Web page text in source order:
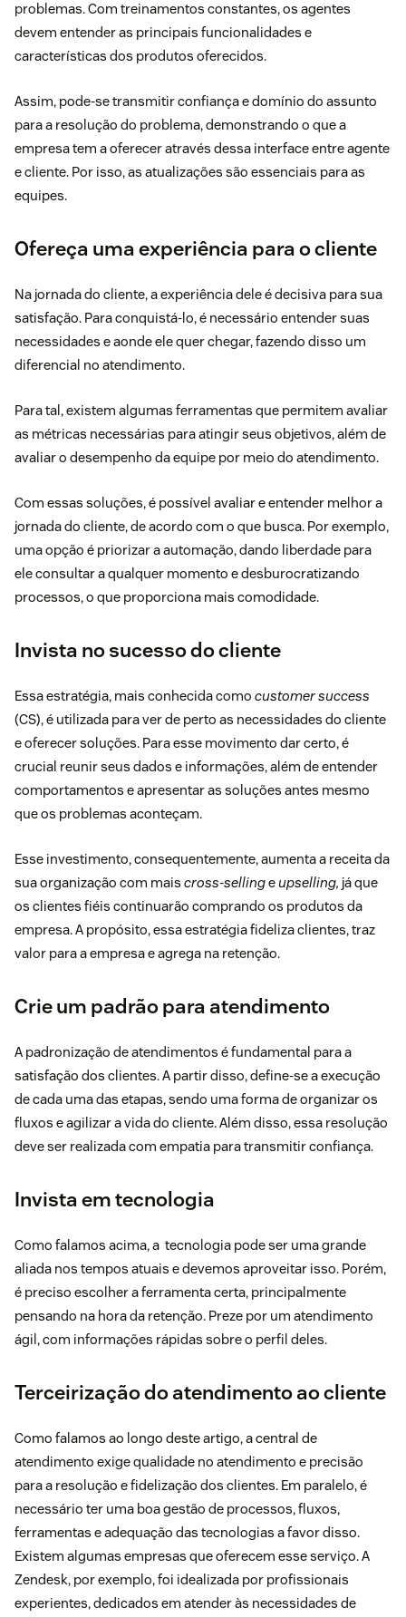
problemas. Com treinamentos constantes, os agentes
devem entender as principais funcionalidades e
características dos produtos oferecidos.
Assim, pode-se transmitir confiança e domínio do assunto
para a resolução do problema, demonstrando o que a
empresa tem a oferecer através dessa interface entre agente
e cliente. Por isso, as atualizações são essenciais para as
equipes.
Ofereça uma experiência para o cliente
Na jornada do cliente, a experiência dele é decisiva para sua
satisfação. Para conquistá-lo, é necessário entender suas
necessidades e aonde ele quer chegar, fazendo disso um
diferencial no atendimento.
Para tal, existem algumas ferramentas que permitem avaliar
as métricas necessárias para atingir seus objetivos, além de
avaliar o desempenho da equipe por meio do atendimento.
Com essas soluções, é possível avaliar e entender melhor a
jornada do cliente, de acordo com o que busca. Por exemplo,
uma opção é priorizar a automação, dando liberdade para
ele consultar a qualquer momento e desburocratizando
processos, o que proporciona mais comodidade.
Invista no sucesso do cliente
Essa estratégia, mais conhecida como customer success
(CS), é utilizada para ver de perto as necessidades do cliente
e oferecer soluções. Para esse movimento dar certo, é
crucial reunir seus dados e informações, além de entender
comportamentos e apresentar as soluções antes mesmo
que os problemas aconteçam.
Esse investimento, consequentemente, aumenta a receita da
sua organização com mais cross-sellingeupselling, já que
os clientes fiéis continuarão comprando os produtos da
empresa. A propósito, essa estratégia fideliza clientes, traz
valor para a empresa e agrega na retenção.
Crie um padrão para atendimento
A padronização de atendimentos é fundamental para a
satisfação dos clientes. A partir disso, define-se a execução
de cada uma das etapas, sendo uma forma de organizar os
fluxos e agilizar a vida do cliente. Além disso, essa resolução
deve ser realizada com empatia para transmitir confiança.
Invista em tecnologia
Como falamos acima, a tecnologia pode ser uma grande
aliada nos tempos atuais e devemos aproveitar isso. Porém,
é preciso escolher a ferramenta certa, principalmente
pensando na hora da retenção. Preze por um atendimento
ágil, com informações rápidas sobre o perfil deles.
Terceirização do atendimento ao cliente
Como falamos ao longo deste artigo, a central de
atendimento exige qualidade no atendimento e precisão
para a resolução e fidelização dos clientes. Em paralelo, é
necessário ter uma boa gestão de processos, fluxos,
ferramentas e adequação das tecnologias a favor disso.
Existem algumas empresas que oferecem esse serviço. A
Zendesk, por exemplo, foi idealizada por profissionais
experientes, dedicados em atender às necessidades de